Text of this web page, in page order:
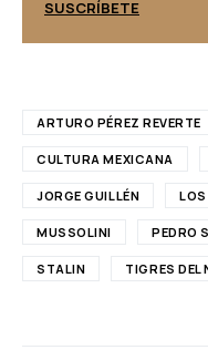
SUSCRÍBETE
ARTURO PÉREZ REVERTE
CULTURA MEXICANA
JORGE GUILLÉN
MUSSOLINI PEDRO
STALIN TIGRES DEL